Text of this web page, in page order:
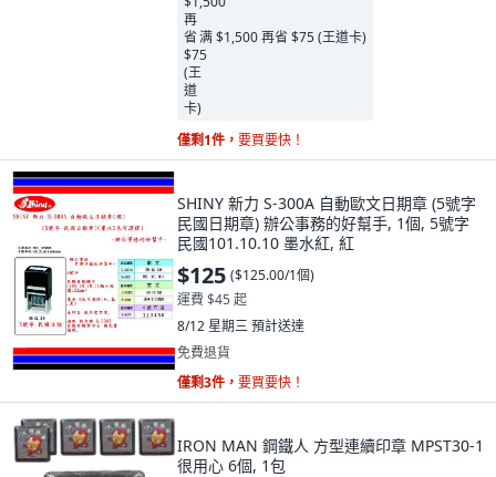
满 $1,500 再省 $75 (王道卡)
僅剩1件， 要買要快！
SHINY 新力 S-300A 自動歐文日期章 (5號字
民國日期章) 辦公事務的好幫手, 1個, 5號字
民國101.10.10 墨水紅, 紅
$125 ($125.00/1個)
運費 $45 起
8/12 星期三預計送達
免費退貨
僅剩3件， 要買要快！
IRON MAN 鋼鐵人 方型連續印章 MPST30-1
很用心 6個, 1包